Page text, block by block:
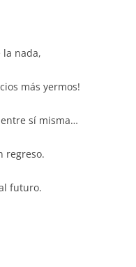
nada,
más yermos!
sí misma…
regreso.
futuro.